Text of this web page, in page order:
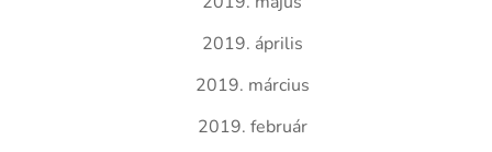
2019. április
2019. március
2019. február